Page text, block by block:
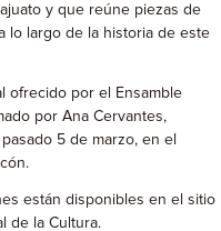
y que reúne piezas de
lo largo de la historia de este
ofrecido por el Ensamble
por Ana Cervantes,
5 de marzo, en el
están disponibles en el sitio
de la Cultura.